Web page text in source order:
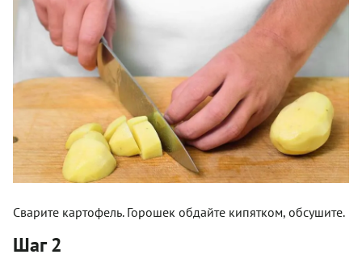
Сварите картофель. Горошек обдайте кипятком, обсушите.
Шаг 2